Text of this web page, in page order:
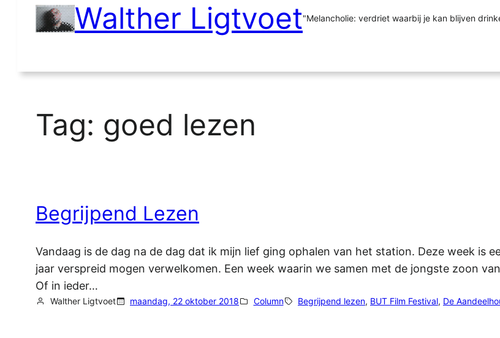
inhoud
Walther Ligtvoet"Melancholie: verdriet waarbij je kan blijven
Tag: goed lezen
Begrijpend Lezen
Vandaag is de dag na de dag dat ik mijn lief ging ophalen van het station. Deze week is
jaar verspreid mogen verwelkomen. Een week waarin we samen met de jongste zoon
Of in ieder…
Walther Ligtvoet maandag, 22 oktober 2018 Column Begrijpend lezen, BUT Film Festival, De